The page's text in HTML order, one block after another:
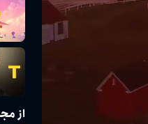
از